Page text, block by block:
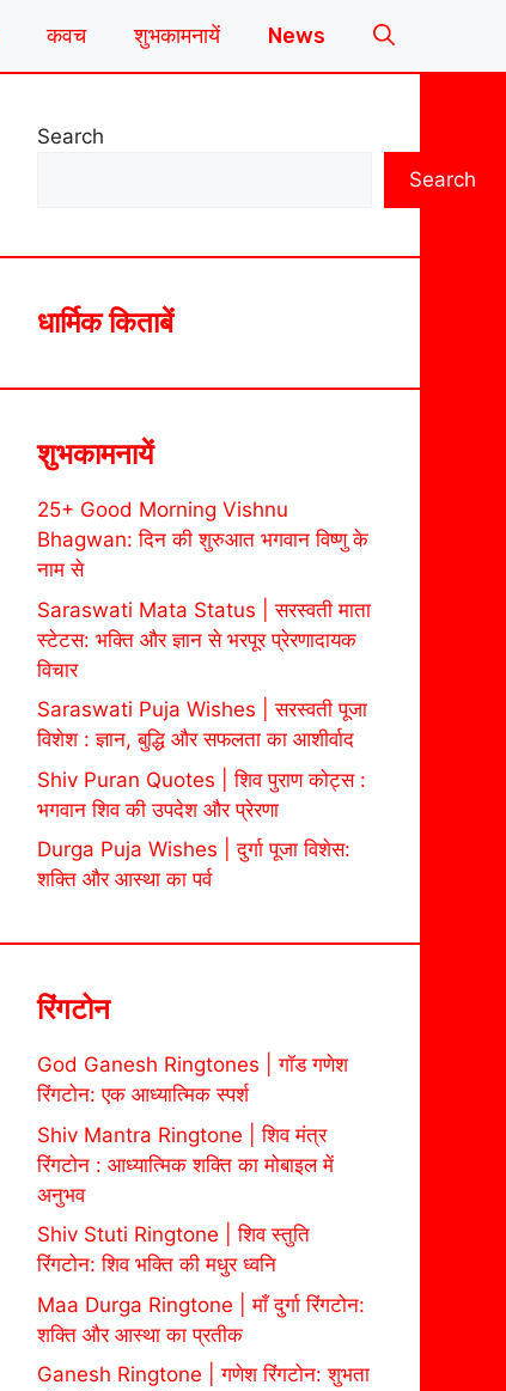
कवच शुभकामनायें News
Search
Search
धार्मिक किताबें
शुभकामनायें
25+ Good Morning Vishnu
Bhagwan: दिन की शुरुआत भगवान विष्णु के
नाम से
Saraswati Mata Status | सरस्वती माता
स्टेटस: भक्ति और ज्ञान से भरपूर प्रेरणादायक
विचार
Saraswati Puja Wishes | सरस्वती पूजा
विशेश : ज्ञान, बुद्धि और सफलता का आशीर्वाद
Shiv Puran Quotes | शिव पुराण कोट्स :
भगवान शिव की उपदेश और प्रेरणा
Durga Puja Wishes | दुर्गा पूजा विशेस:
शक्ति और आस्था का पर्व
रिंगटोन
God Ganesh Ringtones | गॉड गणेश
रिंगटोन: एक आध्यात्मिक स्पर्श
Shiv Mantra Ringtone | शिव मंत्र
रिंगटोन : आध्यात्मिक शक्ति का मोबाइल में
अनुभव
Shiv Stuti Ringtone | शिव स्तुति
रिंगटोन: शिव भक्ति की मधुर ध्वनि
Maa Durga Ringtone | माँ दुर्गा रिंगटोन:
शक्ति और आस्था का प्रतीक
Ganesh Ringtone | गणेश रिंगटोन: शुभता